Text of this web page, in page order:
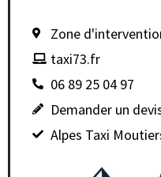
Zone
taxi73.fr
06 89 25 04 97
Demander un
Alpes Taxi